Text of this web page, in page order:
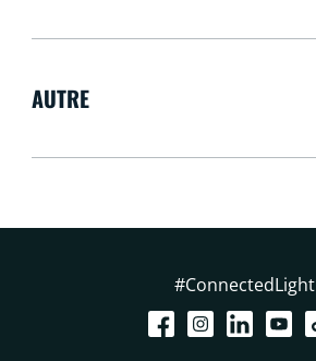
AUTRE
#ConnectedLight